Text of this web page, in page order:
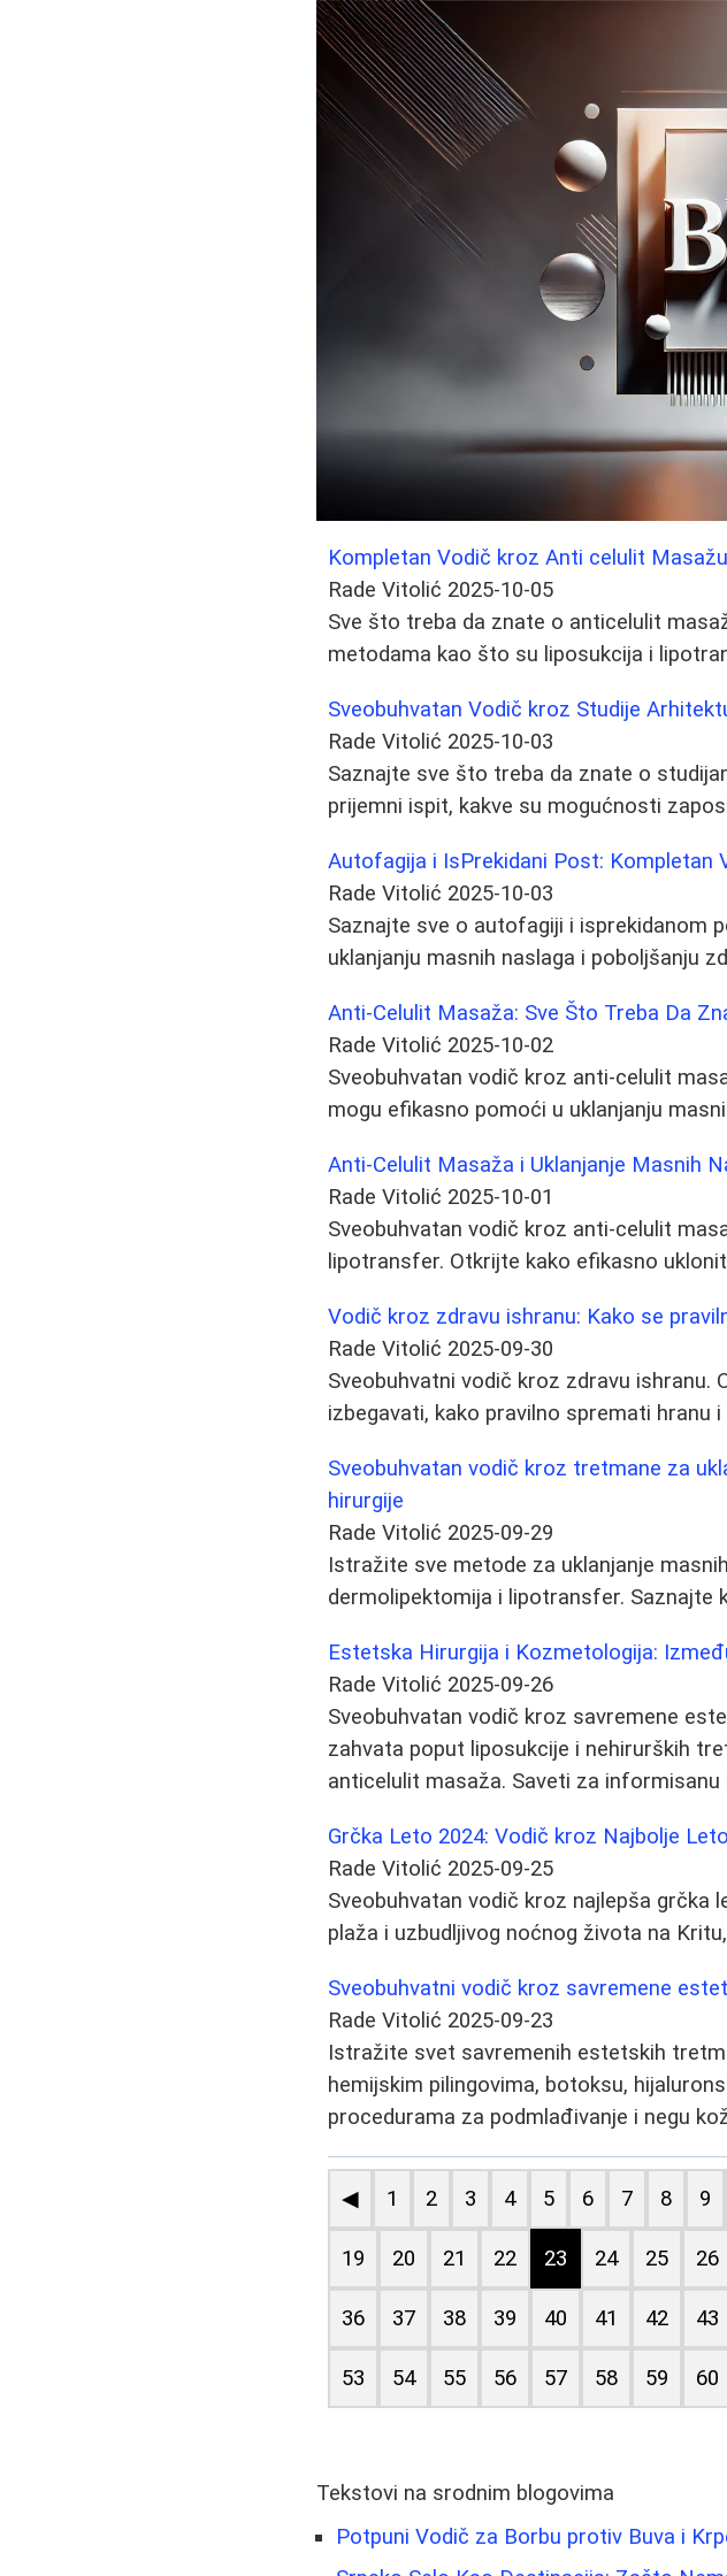
Kompletan Vodič kroz Anti celulit
Rade Vitolić 2025-10-05
Sve što treba da znate o anticelulit
metodama kao što su liposukcija i
Sveobuhvatan Vodič kroz Studije
Rade Vitolić 2025-10-03
Saznajte sve što treba da znate o
prijemni ispit, kakve su mogućnosti
Autofagija i IsPrekidani Post: Kompletan
Rade Vitolić 2025-10-03
Saznajte sve o autofagiji i isprekidanom
uklanjanju masnih naslaga i poboljšanju
Anti-Celulit Masaža: Sve Što Treba Da
Rade Vitolić 2025-10-02
Sveobuhvatan vodič kroz anti-celulit
mogu efikasno pomoći u uklanjanju
Anti-Celulit Masaža i Uklanjanje Masnih
Rade Vitolić 2025-10-01
Sveobuhvatan vodič kroz anti-celulit
lipotransfer. Otkrijte kako efikasno
Vodič kroz zdravu ishranu: Kako se
Rade Vitolić 2025-09-30
Sveobuhvatni vodič kroz zdravu
izbegavati, kako pravilno spremati hranu
Sveobuhvatan vodič kroz tretmane za
hirurgije
Rade Vitolić 2025-09-29
Istražite sve metode za uklanjanje
dermolipektomija i lipotransfer. Saznajte
Estetska Hirurgija i Kozmetologija:
Rade Vitolić 2025-09-26
Sveobuhvatan vodič kroz savremene
zahvata poput liposukcije i nehirurških
anticelulit masaža. Saveti za informisanu
Grčka Leto 2024: Vodič kroz Najbolje
Rade Vitolić 2025-09-25
Sveobuhvatan vodič kroz najlepša grčka
plaža i uzbudljivog noćnog života na
Sveobuhvatni vodič kroz savremene
Rade Vitolić 2025-09-23
Istražite svet savremenih estetskih
hemijskim pilingovima, botoksu,
procedurama za podmlađivanje i negu
◀ 1 2 3 4 5 6 7 8 9
19 20 21 22 23 24 25 26
36 37 38 39 40 41 42 43
53 54 55 56 57 58 59 60
Tekstovi na srodnim blogovima
Potpuni Vodič za Borbu protiv Buva i